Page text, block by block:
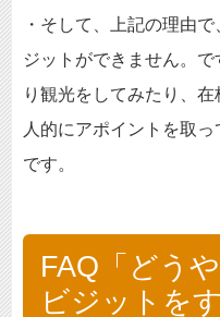
・そして、上記の理由
ジットができません。
り観光をしてみたり、
人的にアポイントを取
です。
FAQ「どう
ビジットを